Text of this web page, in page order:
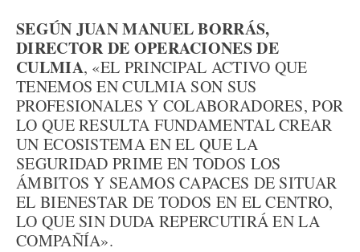
SEGÚN JUAN MANUEL BORRÁS,
DIRECTOR DE OPERACIONES DE
CULMIA, «EL PRINCIPAL ACTIVO QUE
TENEMOS EN CULMIA SON SUS
PROFESIONALES Y COLABORADORES, POR
LO QUE RESULTA FUNDAMENTAL CREAR
UN ECOSISTEMA EN EL QUE LA
SEGURIDAD PRIME EN TODOS LOS
ÁMBITOS Y SEAMOS CAPACES DE SITUAR
EL BIENESTAR DE TODOS EN EL CENTRO,
LO QUE SIN DUDA REPERCUTIRÁ EN LA
COMPAÑÍA».